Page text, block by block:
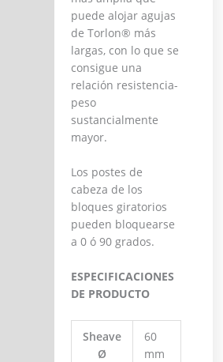
puede alojar agujas
de Torlon® más
largas, con lo que se
consigue una
relación resistencia-
peso
sustancialmente
mayor.
Los postes de
cabeza de los
bloques giratorios
pueden bloquearse
a 0 ó 90 grados.
ESPECIFICACIONES
DE PRODUCTO
Sheave
Ø
60
mm